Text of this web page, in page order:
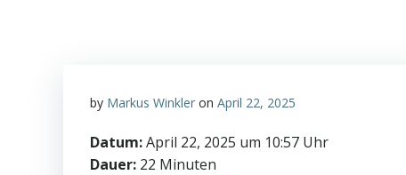
by Markus Winkler on April 22, 2025
Datum:April 22, 2025 um 10:57 Uhr
Dauer: 22 Minuten